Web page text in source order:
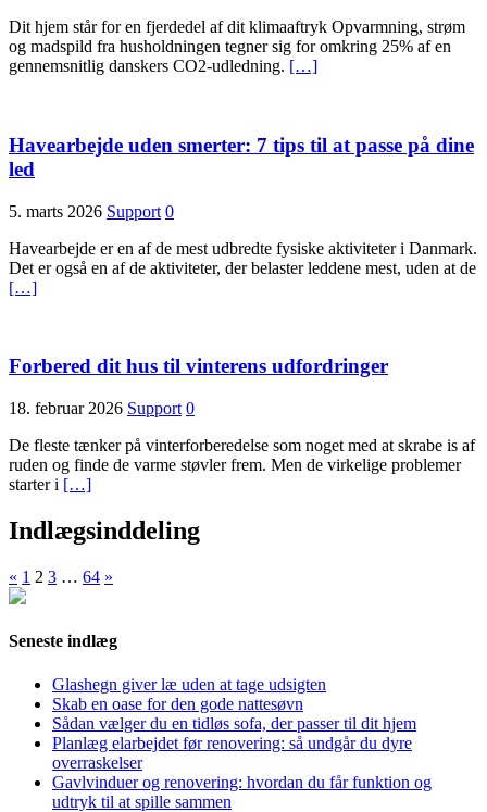
Dit hjem står for en fjerdedel af dit klimaaftryk Opvarmning, strøm
og madspild fra husholdningen tegner sig for omkring 25% af en
gennemsnitlig danskers CO2-udledning. […]
Havearbejde uden smerter: 7 tips til at passe på dine
led
5. marts 2026 Support 0
Havearbejde er en af de mest udbredte fysiske aktiviteter i Danmark.
Det er også en af de aktiviteter, der belaster leddene mest, uden at de
[…]
Forbered dit hus til vinterens udfordringer
18. februar 2026 Support 0
De fleste tænker på vinterforberedelse som noget med at skrabe is af
ruden og finde de varme støvler frem. Men de virkelige problemer
starter i […]
Indlægsinddeling
« 1 2 3 … 64 »
Seneste indlæg
Glashegn giver læ uden at tage udsigten
Skab en oase for den gode nattesøvn
Sådan vælger du en tidløs sofa, der passer til dit hjem
Planlæg elarbejdet før renovering: så undgår du dyre
overraskelser
Gavlvinduer og renovering: hvordan du får funktion og
udtryk til at spille sammen